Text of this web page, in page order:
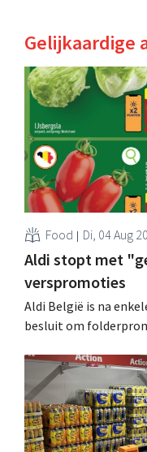
Gelijkaardige
Food Di, 04 Aug
Aldi stopt met
verspromoties
Aldi België is na
besluit om
werking treden:
geïnformeerd